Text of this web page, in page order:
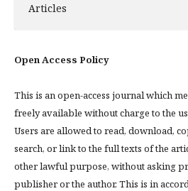
Articles
Open Access Policy
This is an open-access journal which
freely available without charge to the
Users are allowed to read, download,
search, or link to the full texts of the
other lawful purpose, without asking
publisher or the author. This is in